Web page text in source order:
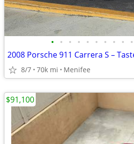
• • • • • • • • • •
8/7 70k mi Menifee
$91,100